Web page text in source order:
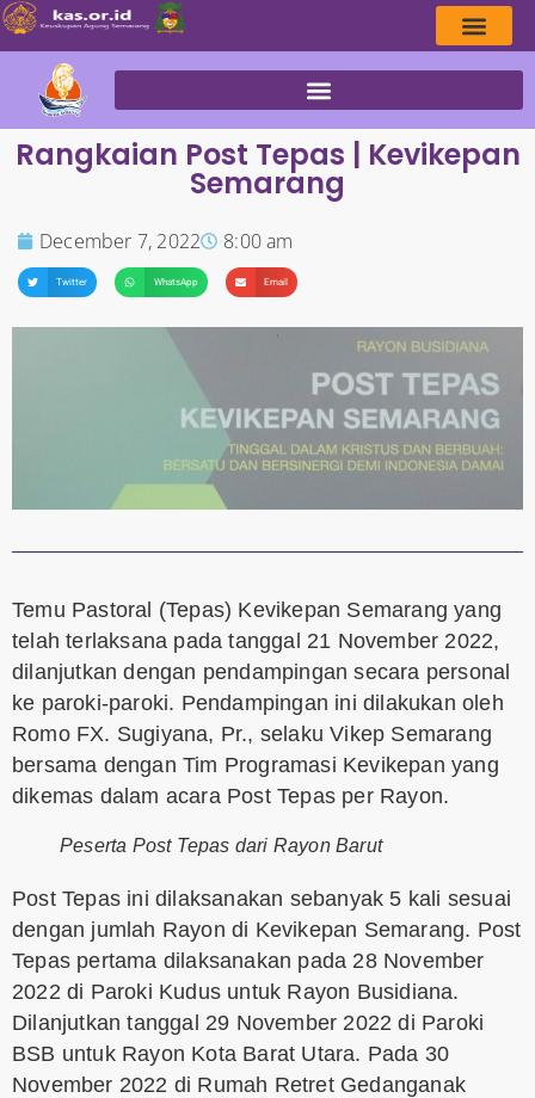
Rangkaian Post Tepas | Kevikepan
Semarang
December 7, 2022 8:00 am
Twitter WhatsApp Email
Temu Pastoral (Tepas) Kevikepan Semarang yang
telah terlaksana pada tanggal 21 November 2022,
dilanjutkan dengan pendampingan secara personal
ke paroki-paroki. Pendampingan ini dilakukan oleh
Romo FX. Sugiyana, Pr., selaku Vikep Semarang
bersama dengan Tim Programasi Kevikepan yang
dikemas dalam acara Post Tepas per Rayon.
Peserta Post Tepas dari Rayon Barut
Post Tepas ini dilaksanakan sebanyak 5 kali sesuai
dengan jumlah Rayon di Kevikepan Semarang. Post
Tepas pertama dilaksanakan pada 28 November
2022 di Paroki Kudus untuk Rayon Busidiana.
Dilanjutkan tanggal 29 November 2022 di Paroki
BSB untuk Rayon Kota Barat Utara. Pada 30
November 2022 di Rumah Retret Gedanganak